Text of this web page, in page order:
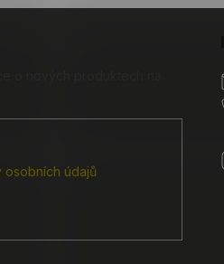
osobních údajů